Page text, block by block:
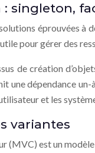
singleton,
éprouvées à
pour gérer des
de création
une dépendance
et les
variantes
(MVC) est un